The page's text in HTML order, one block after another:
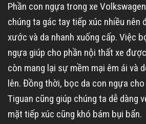
Phần con ngựa trong xe
chúng ta gác tay tiếp xúc nhiều nên
xước và da nhanh xuống cấp. Việc
ngựa giúp cho phần nội thất xe
còn mang lại sự mềm mại êm ái và
lên. Đồng thời, bọc da con ngựa
Tiguan cũng giúp chúng ta dễ dàng
mặt tiếp xúc cũng khó bám bụi bẩn.